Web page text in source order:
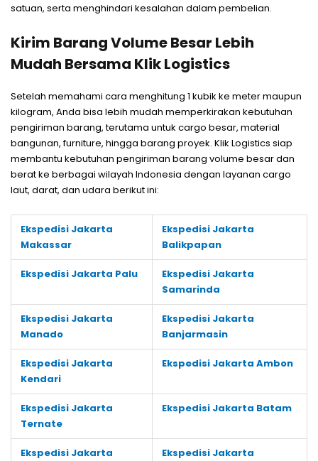
satuan, serta menghindari kesalahan dalam pembelian.
Kirim Barang Volume Besar Lebih
Mudah Bersama Klik Logistics
Setelah memahami cara menghitung 1 kubik ke meter maupun
kilogram, Anda bisa lebih mudah memperkirakan kebutuhan
pengiriman barang, terutama untuk cargo besar, material
bangunan, furniture, hingga barang proyek. Klik Logistics siap
membantu kebutuhan pengiriman barang volume besar dan
berat ke berbagai wilayah Indonesia dengan layanan cargo
laut, darat, dan udara berikut ini:
Ekspedisi Jakarta
Makassar
Ekspedisi Jakarta
Balikpapan
Ekspedisi Jakarta Palu
Ekspedisi Jakarta
Samarinda
Ekspedisi Jakarta
Manado
Ekspedisi Jakarta
Banjarmasin
Ekspedisi Jakarta
Kendari
Ekspedisi Jakarta Ambon
Ekspedisi Jakarta
Ternate
Ekspedisi Jakarta Batam
Ekspedisi Jakarta
Ekspedisi Jakarta